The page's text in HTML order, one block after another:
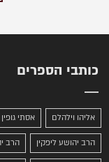
כותבי הספרים
אליהו וילהלם אסתי גופין
הרב יהושע ליפקין הרב